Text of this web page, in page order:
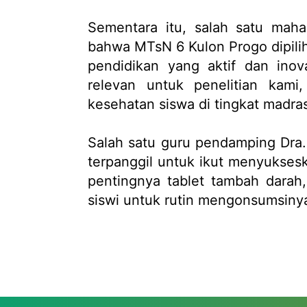
Sementara itu, salah satu
bahwa MTsN 6 Kulon Progo
pendidikan yang aktif dan
relevan untuk penelitian
kesehatan siswa di tingkat
Salah satu guru pendamping
terpanggil untuk ikut
pentingnya tablet tambah
siswi untuk rutin